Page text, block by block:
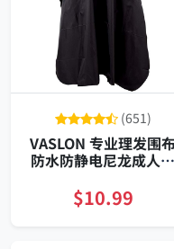
(651)
VASLON 专业理发围
防水防静电尼龙成人儿
易清洗耐用
$10.99